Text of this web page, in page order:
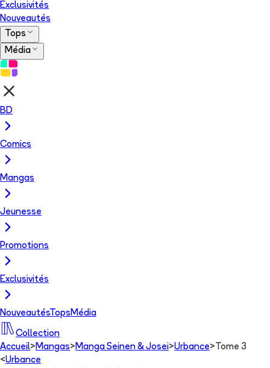
Exclusivités
Nouveautés
Tops
Média
BD
Comics
Mangas
Jeunesse
Promotions
Exclusivités
NouveautésTops Média
Collection
Accueil> Mangas> Manga Seinen & Josei>Urbance> Tome 3
<Urbance